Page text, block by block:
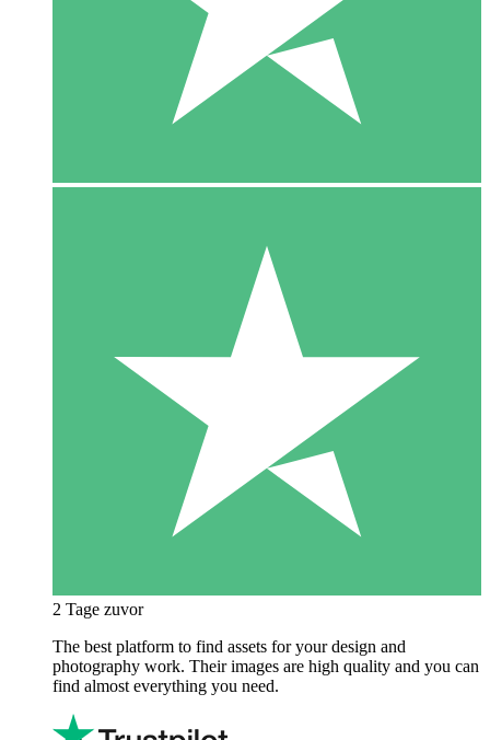
2 Tage zuvor
The best platform to find assets for your design and
photography work. Their images are high quality and you can
find almost everything you need.